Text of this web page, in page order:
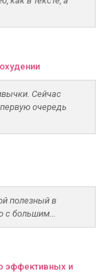
Сейчас
очередь
полезный в
с большим...
эффективных и